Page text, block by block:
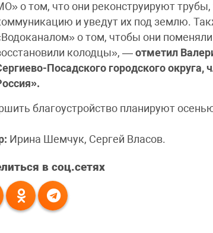
о том, что они реконструируют
и уведут их под землю.
о том, чтобы они
колодцы», —отметил
Посадского городского округа,
благоустройство планируют
Ирина Шемчук, Сергей Власов.
в соц.сетях